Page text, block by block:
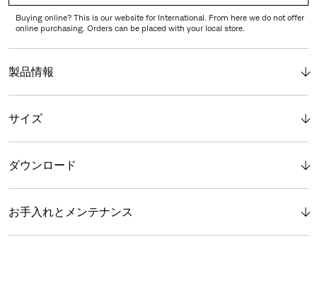
Buying online? This is our website for International. From here we do not offer
online purchasing. Orders can be placed with your local store.
製品情報
サイズ
ダウンロード
お手入れとメンテナンス